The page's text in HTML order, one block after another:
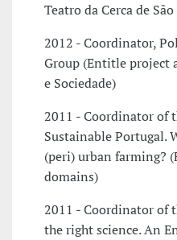
Teatro da Cerca de
2012 - Coordinator,
Group (Entitle project
e Sociedade)
2011 - Coordinator of
Sustainable Portugal.
(peri) urban farming?
domains)
2011 - Coordinator of
the right science. An